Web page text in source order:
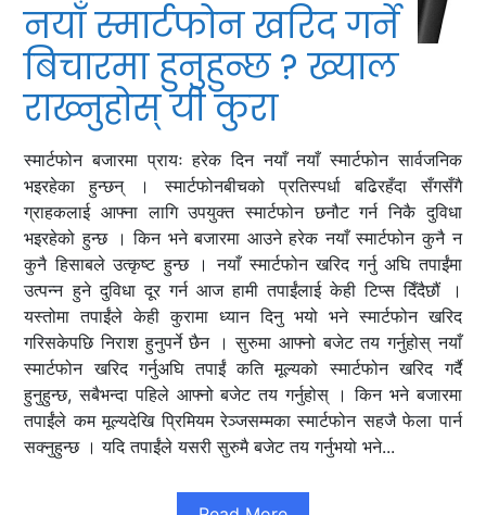
नयाँ स्मार्टफोन खरिद गर्ने
बिचारमा हुनुहुन्छ ? ख्याल
राख्नुहोस् यी कुरा
स्मार्टफोन बजारमा प्रायः हरेक दिन नयाँ नयाँ स्मार्टफोन सार्वजनिक
भइरहेका हुन्छन् । स्मार्टफोनबीचको प्रतिस्पर्धा बढिरहँदा सँगसँगै
ग्राहकलाई आफ्ना लागि उपयुक्त स्मार्टफोन छनौट गर्न निकै दुविधा
भइरहेको हुन्छ । किन भने बजारमा आउने हरेक नयाँ स्मार्टफोन कुनै न
कुनै हिसाबले उत्कृष्ट हुन्छ । नयाँ स्मार्टफोन खरिद गर्नु अघि तपाईंमा
उत्पन्न हुने दुविधा दूर गर्न आज हामी तपाईंलाई केही टिप्स दिँदैछौं ।
यस्तोमा तपाईंले केही कुरामा ध्यान दिनु भयो भने स्मार्टफोन खरिद
गरिसकेपछि निराश हुनुपर्ने छैन । सुरुमा आफ्नो बजेट तय गर्नुहोस् नयाँ
स्मार्टफोन खरिद गर्नुअघि तपाईं कति मूल्यको स्मार्टफोन खरिद गर्दै
हुनुहुन्छ, सबैभन्दा पहिले आफ्नो बजेट तय गर्नुहोस् । किन भने बजारमा
तपाईंले कम मूल्यदेखि प्रिमियम रेञ्जसम्मका स्मार्टफोन सहजै फेला पार्न
सक्नुहुन्छ । यदि तपाईंले यसरी सुरुमै बजेट तय गर्नुभयो भने...